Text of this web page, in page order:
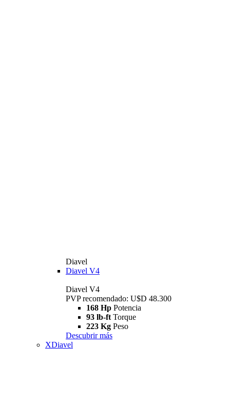
Diavel
Diavel V4
Diavel V4
PVP recomendado: U$D 48.300
168 Hp Potencia
93 lb-ft Torque
223 Kg Peso
Descubrir más
XDiavel